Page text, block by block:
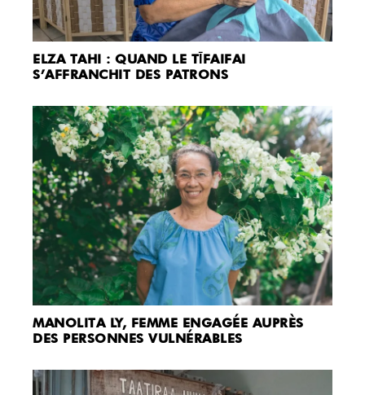
ELZA TAHI : QUAND LE TĪFAIFAI
S’AFFRANCHIT DES PATRONS
MANOLITA LY, FEMME ENGAGÉE AUPRÈS
DES PERSONNES VULNÉRABLES